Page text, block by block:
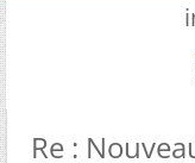
Re :